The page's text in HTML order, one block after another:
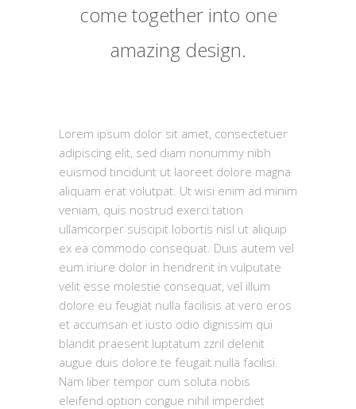
come together into one
amazing design.
Lorem ipsum dolor sit amet, consectetuer
adipiscing elit, sed diam nonummy nibh
euismod tincidunt ut laoreet dolore magna
aliquam erat volutpat. Ut wisi enim ad minim
veniam, quis nostrud exerci tation
ullamcorper suscipit lobortis nisl ut aliquip
ex ea commodo consequat. Duis autem vel
eum iriure dolor in hendrerit in vulputate
velit esse molestie consequat, vel illum
dolore eu feugiat nulla facilisis at vero eros
et accumsan et iusto odio dignissim qui
blandit praesent luptatum zzril delenit
augue duis dolore te feugait nulla facilisi.
Nam liber tempor cum soluta nobis
eleifend option congue nihil imperdiet